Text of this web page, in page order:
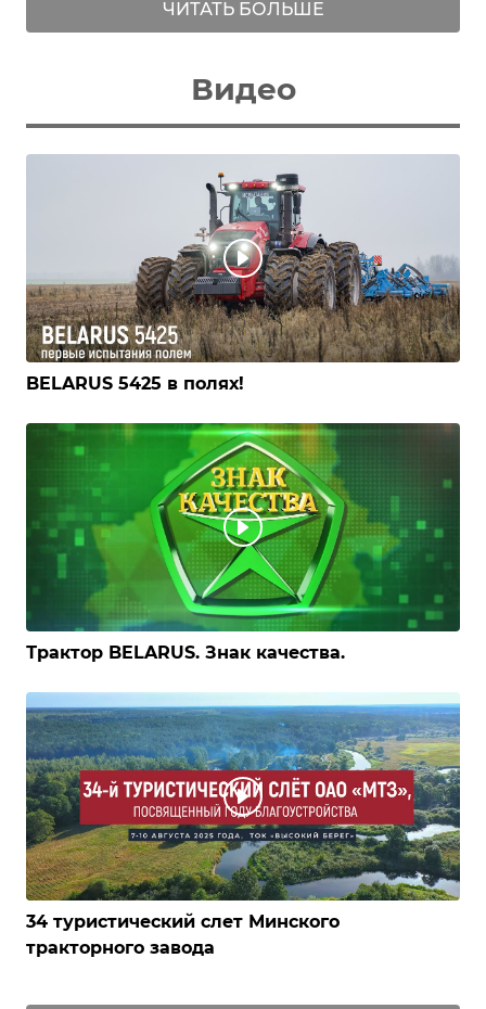
ЧИТАТЬ БОЛЬШЕ
Видео
BELARUS 5425 в полях!
Трактор BELARUS. Знак качества.
34 туристический слет Минского
тракторного завода